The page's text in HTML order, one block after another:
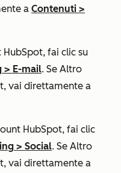
a Contenuti >
fai clic su
> E-mail. Se Altro
vai direttamente a
HubSpot, fai clic
> Social. Se Altro
vai direttamente a